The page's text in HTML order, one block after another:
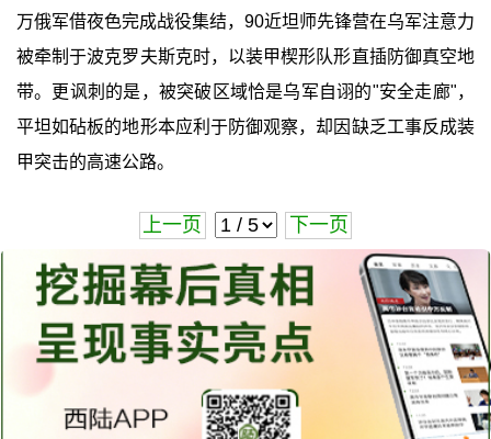
万俄军借夜色完成战役集结，90近坦师先锋营在乌军注意力
被牵制于波克罗夫斯克时，以装甲楔形队形直插防御真空地
带。更讽刺的是，被突破区域恰是乌军自诩的"安全走廊"，
平坦如砧板的地形本应利于防御观察，却因缺乏工事反成装
甲突击的高速公路。
上一页 下一页